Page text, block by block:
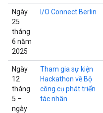
Ngày
25
tháng
6 năm
2025
I/O Connect Berlin
Ngày
12
tháng
5 –
ngày
Tham gia sự kiện
Hackathon về Bộ
công cụ phát triển
tác nhân